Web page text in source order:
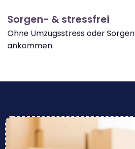
Sorgen- & stressfrei
Ohne Umzugsstress oder
ankommen.